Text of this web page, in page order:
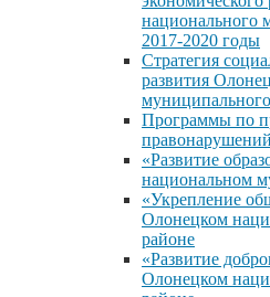
национального
2017-2020 годы
Стратегия
развития
Программы по
«Развитие
национальном
«Укрепление
Олонецком
районе
«Развитие
Олонецком